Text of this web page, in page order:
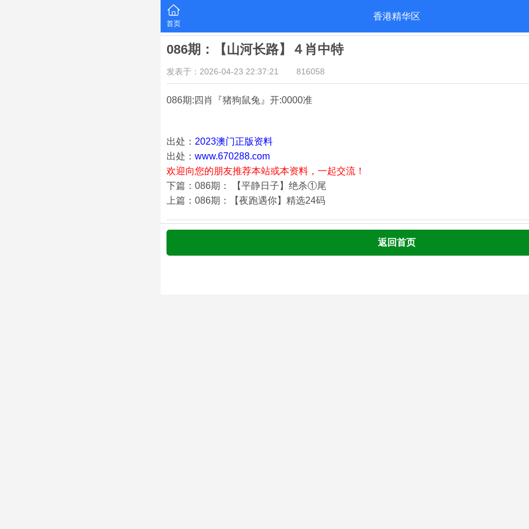
首页
香港精华区
086期：【山河长路】４肖中特
发表于：2026-04-23 22:37:21 816058
086期:四肖『猪狗鼠兔 』开:0000准
出处： 2023澳门正版资料
出处： www.670288.com
欢迎向您的朋友推荐本站或本资料，一起交流！
下篇：086期： 【平静日子】绝杀①尾
上篇：086期：【夜跑遇你】精选24码
返回首页